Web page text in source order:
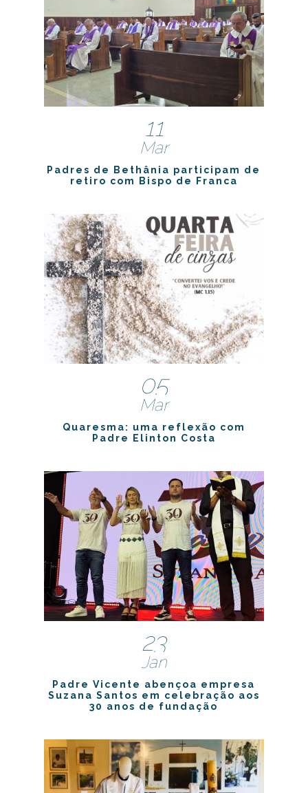
11
Mar
Padres de Bethânia participam de
retiro com Bispo de Franca
05
Mar
Quaresma: uma reflexão com
Padre Elinton Costa
23
Jan
Padre Vicente abençoa empresa
Suzana Santos em celebração aos
30 anos de fundação